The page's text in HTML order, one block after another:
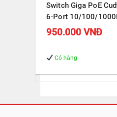
Switch Giga PoE
6-Port 10/100/
950.000VNĐ
Có hàng